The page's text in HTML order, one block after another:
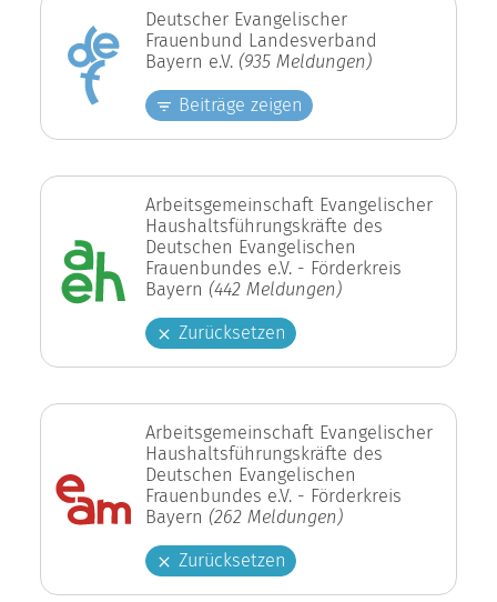
Deutscher Evangelischer
Frauenbund Landesverband
Bayern e.V. (935 Meldungen)
Beiträge zeigen
Arbeitsgemeinschaft Evangelischer
Haushaltsführungskräfte des
Deutschen Evangelischen
Frauenbundes e.V. - Förderkreis
Bayern (442 Meldungen)
Zurücksetzen
Arbeitsgemeinschaft Evangelischer
Haushaltsführungskräfte des
Deutschen Evangelischen
Frauenbundes e.V. - Förderkreis
Bayern (262 Meldungen)
Zurücksetzen